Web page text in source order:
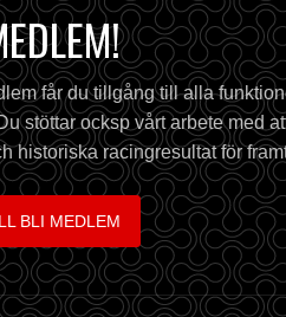
får du tillgång till alla
stöttar ocksp vårt arbete med
historiska racingresultat för
BLI MEDLEM